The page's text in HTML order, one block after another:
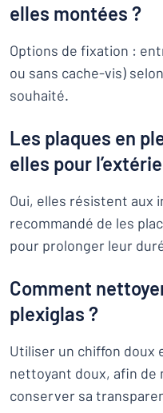
elles montées ?
Options de fixation :
ou sans cache-vis)
souhaité.
Les plaques en
elles pour
Oui, elles résistent aux
recommandé de les
pour prolonger leur
Comment
plexiglas ?
Utiliser un chiffon doux
nettoyant doux, afin de
conserver sa